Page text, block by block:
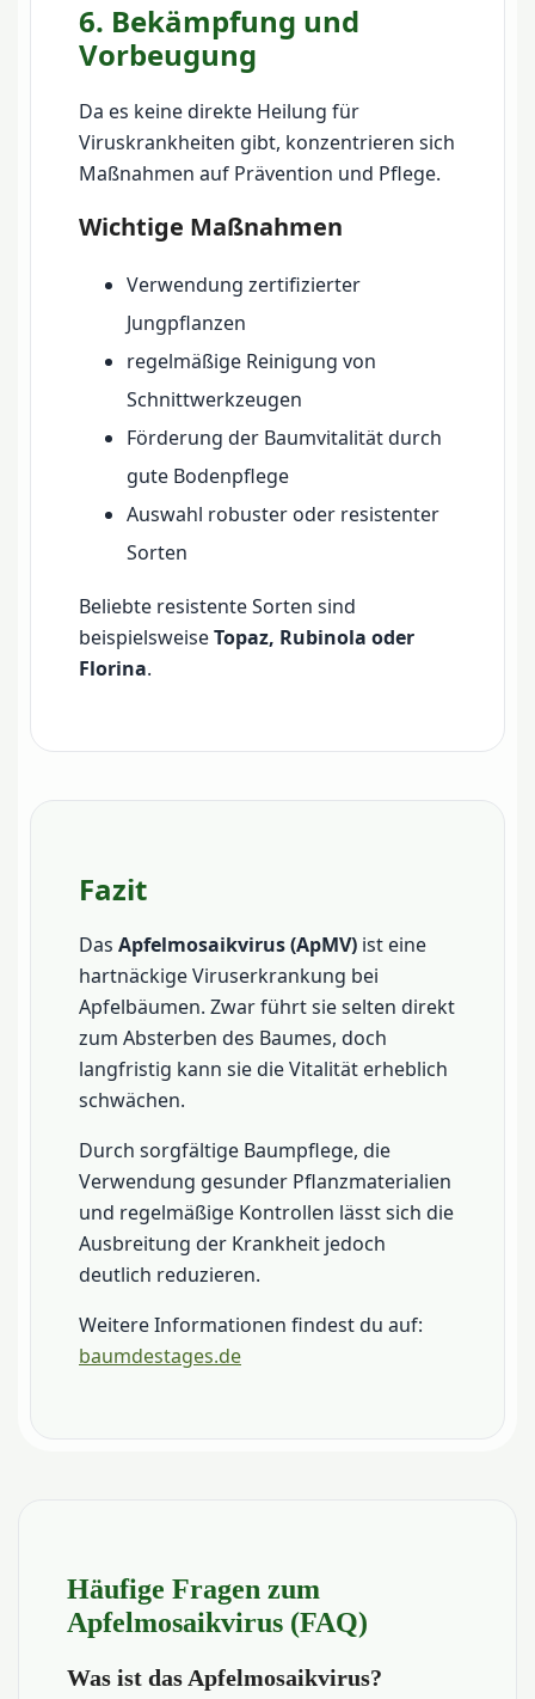
6. Bekämpfung und
Vorbeugung
Da es keine direkte Heilung für
Viruskrankheiten gibt, konzentrieren sich
Maßnahmen auf Prävention und Pflege.
Wichtige Maßnahmen
Verwendung zertifizierter
Jungpflanzen
regelmäßige Reinigung von
Schnittwerkzeugen
Förderung der Baumvitalität durch
gute Bodenpflege
Auswahl robuster oder resistenter
Sorten
Beliebte resistente Sorten sind
beispielsweiseTopaz, Rubinola oder
Florina.
Fazit
Das Apfelmosaikvirus (ApMV) ist eine
hartnäckige Viruserkrankung bei
Apfelbäumen. Zwar führt sie selten direkt
zum Absterben des Baumes, doch
langfristig kann sie die Vitalität erheblich
schwächen.
Durch sorgfältige Baumpflege, die
Verwendung gesunder Pflanzmaterialien
und regelmäßige Kontrollen lässt sich die
Ausbreitung der Krankheit jedoch
deutlich reduzieren.
Weitere Informationen findest du auf:
baumdestages.de
Häufige Fragen zum
Apfelmosaikvirus (FAQ)
Was ist das Apfelmosaikvirus?